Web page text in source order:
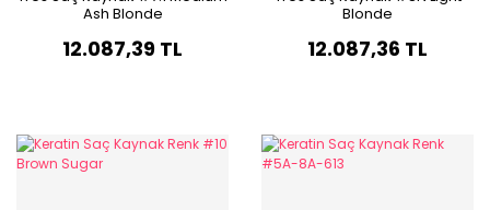
Ash Blonde
12.087,39 TL
Blonde
12.087,36 TL